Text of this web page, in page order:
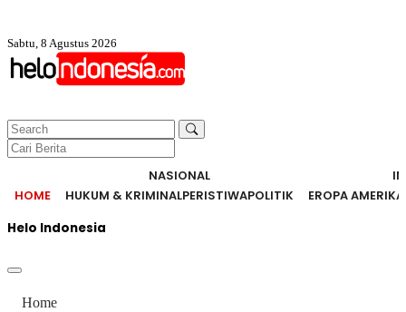
Sabtu, 8 Agustus 2026
HOME
NASIONAL
HUKUM & KRIMINALPERISTIWAPOLITIK
EROPA AMERIKA
Helo Indonesia
Home